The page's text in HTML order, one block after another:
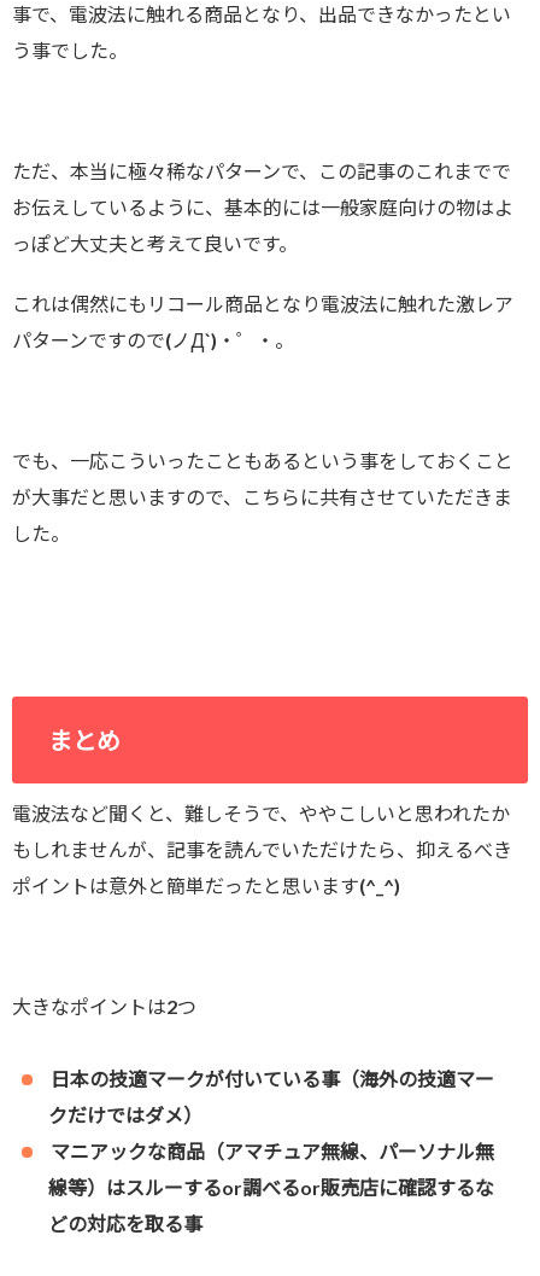
事で、電波法に触れる商品となり、出品できなかったとい
う事でした。
ただ、本当に極々稀なパターンで、この記事のこれまでで
お伝えしているように、基本的には一般家庭向けの物はよ
っぽど大丈夫と考えて良いです。
これは偶然にもリコール商品となり電波法に触れた激レア
パターンですので(ノД`)・゜・。
でも、一応こういったこともあるという事をしておくこと
が大事だと思いますので、こちらに共有させていただきま
した。
まとめ
電波法など聞くと、難しそうで、ややこしいと思われたか
もしれませんが、記事を読んでいただけたら、抑えるべき
ポイントは意外と簡単だったと思います(^_^)
大きなポイントは2つ
日本の技適マークが付いている事（海外の技適マー
クだけではダメ）
マニアックな商品（アマチュア無線、パーソナル無
線等）はスルーするor調べるor販売店に確認するな
どの対応を取る事